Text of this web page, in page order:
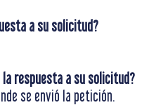
a su solicitud?
la respuesta a su solicitud?
se envió la petición.